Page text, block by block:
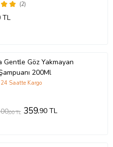
(2)
TL
Gentle Göz Yakmayan
200Ml
24 Saatte Kargo
,00 TL 359,90 TL